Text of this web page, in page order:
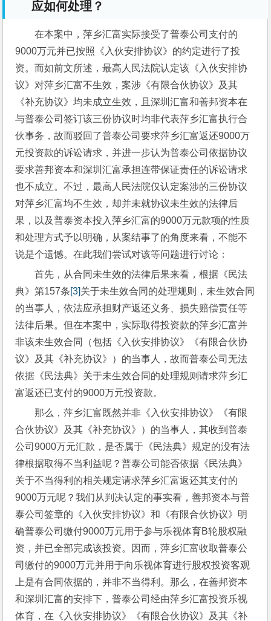
应如何处理？
在本案中，萍乡汇富实际接受了普泰公司支付的
9000万元并已按照《入伙安排协议》的约定进行了投
资。而如前文所述，最高人民法院认定该《入伙安排协
议》对萍乡汇富不生效，案涉《有限合伙协议》及其
《补充协议》均未成立生效，且深圳汇富和善邦资本在
与普泰公司签订该三份协议时均非代表萍乡汇富执行合
伙事务，故而驳回了普泰公司要求萍乡汇富返还9000万
元投资款的诉讼请求，并进一步认为普泰公司依据协议
要求善邦资本和深圳汇富承担连带保证责任的诉讼请求
也不成立。不过，最高人民法院仅认定案涉的三份协议
对萍乡汇富均不生效，却并未就协议未生效的法律后
果，以及普泰资本投入萍乡汇富的9000万元款项的性质
和处理方式予以明确，从案结事了的角度来看，不能不
说是个遗憾。在此我们尝试对该等问题进行讨论：
首先，从合同未生效的法律后果来看，根据《民法
典》第157条[3]关于未生效合同的处理规则，未生效合同
的当事人，依法应承担财产返还义务、损失赔偿责任等
法律后果。但在本案中，实际取得投资款的萍乡汇富并
非该未生效合同（包括《入伙安排协议》《有限合伙协
议》及其《补充协议》）的当事人，故而普泰公司无法
依据《民法典》关于未生效合同的处理规则请求萍乡汇
富返还已支付的9000万元投资款。
那么，萍乡汇富既然并非《入伙安排协议》《有限
合伙协议》及其《补充协议》）的当事人，其收到普泰
公司9000万元汇款，是否属于《民法典》规定的没有法
律根据取得不当利益呢？普泰公司能否依据《民法典》
关于不当得利的相关规定请求萍乡汇富返还其支付的
9000万元呢？我们从判决认定的事实看，善邦资本与普
泰公司签章的《入伙安排协议》和《有限合伙协议》明
确普泰公司缴付9000万元用于参与乐视体育B轮股权融
资，并已全部完成该投资。因而，萍乡汇富收取普泰公
司缴付的9000万元并用于向乐视体育进行股权投资客观
上是有合同依据的，并非不当得利。那么，在善邦资本
和深圳汇富的安排下，普泰公司经由萍乡汇富投资乐视
体育，在《入伙安排协议》《有限合伙协议》及其《补